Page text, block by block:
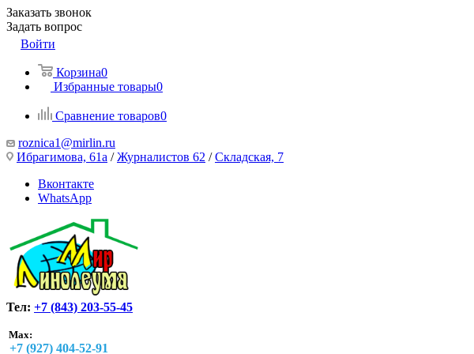
Заказать звонок
Задать вопрос
Войти
Корзина0
Избранные товары0
Сравнение товаров0
roznica1@mirlin.ru
Ибрагимова, 61а /Журналистов 62 /Складская, 7
Вконтакте
WhatsApp
Тел: +7 (843) 203-55-45
Max:
+7 (927) 404-52-91